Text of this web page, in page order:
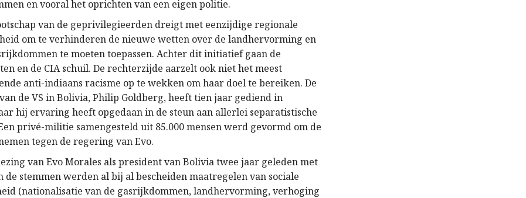
en vooral het oprichten van een eigen politie.
van de geprivilegieerden dreigt met eenzijdige regionale
om te verhinderen de nieuwe wetten over de landhervorming en
te moeten toepassen. Achter dit initiatief gaan de
en de CIA schuil. De rechterzijde aarzelt ook niet het meest
anti-indiaans racisme op te wekken om haar doel te bereiken. De
de VS in Bolivia, Philip Goldberg, heeft tien jaar gediend in
hij ervaring heeft opgedaan in de steun aan allerlei separatistische
privé-militie samengesteld uit 85.000 mensen werd gevormd om de
tegen de regering van Evo.
van Evo Morales als president van Bolivia twee jaar geleden met
de stemmen werden al bij al bescheiden maatregelen van sociale
(nationalisatie van de gasrijkdommen, landhervorming, verhoging